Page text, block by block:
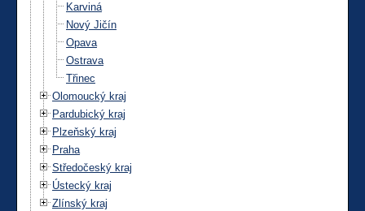
Karviná
Nový Jičín
Opava
Ostrava
Třinec
Olomoucký kraj
Pardubický kraj
Plzeňský kraj
Praha
Středočeský kraj
Ústecký kraj
Zlínský kraj